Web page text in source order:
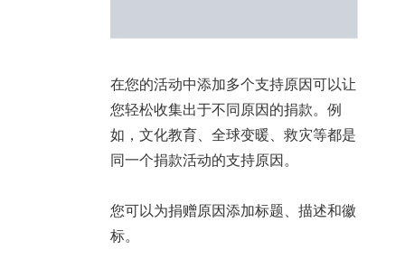
在您的活动中添加多个支持原因可以让
您轻松收集出于不同原因的捐款。例
如，文化教育、全球变暖、救灾等都是
同一个捐款活动的支持原因。
您可以为捐赠原因添加标题、描述和徽
标。